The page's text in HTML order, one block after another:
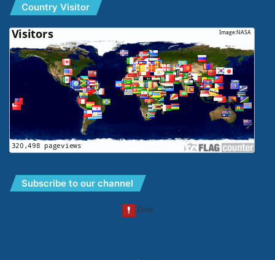
Country Visitor
Subscribe to our channel